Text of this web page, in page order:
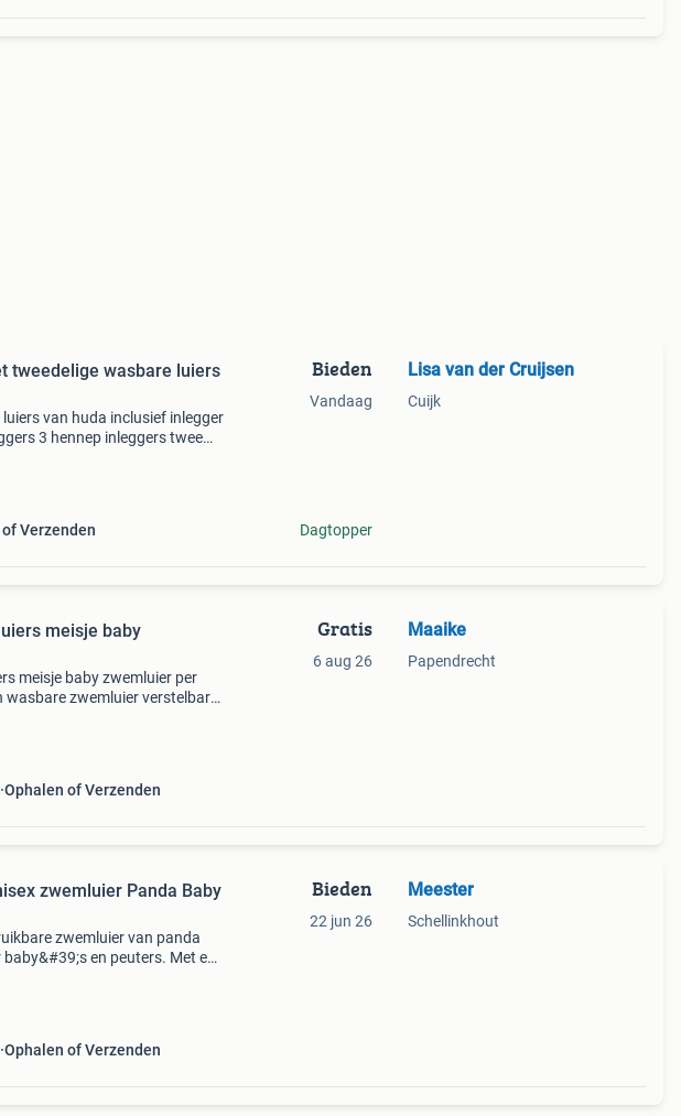
tweedelige wasbare luiers
van huda inclusief inlegger
3 hennep inleggers twee
Verzenden
Bieden
Vandaag
Dagtopper
Lisa van der Cruijsen
Cuijk
meisje baby
meisje baby zwemluier per
wasbare zwemluier verstelbare
Ophalen of Verzenden
Gratis
6 aug 26
Maaike
Papendrecht
zwemluier Panda Baby
zwemluier van panda
en peuters. Met een
Ophalen of Verzenden
Bieden
22 jun 26
Meester
Schellinkhout